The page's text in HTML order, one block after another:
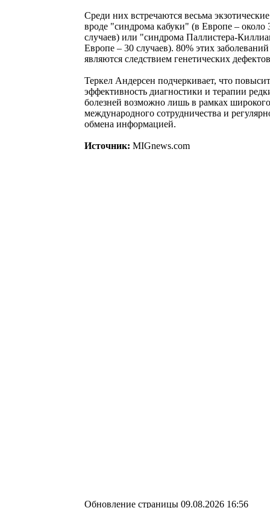
Среди них встречаются весьма
вроде "синдрома кабуки" (в Европе – около
случаев) или "синдрома Паллистера-
Европе – 30 случаев). 80% этих заболеваний
являются следствием генетических
Теркел Андерсен подчеркивает, что
эффективность диагностики и терапии
болезней возможно лишь в рамках широкого
международного сотрудничества и
обмена информацией.
Источник: MIGnews.com
Обновление страницы 09.08.2026 16:56